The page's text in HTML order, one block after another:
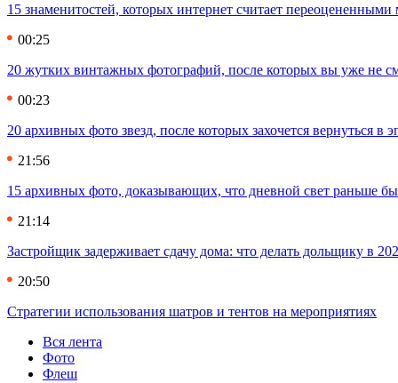
15 знаменитостей, которых интернет считает переоцененными
00:25
20 жутких винтажных фотографий, после которых вы уже не
00:23
20 архивных фото звезд, после которых захочется вернуться в
21:56
15 архивных фото, доказывающих, что дневной свет раньше
21:14
Застройщик задерживает сдачу дома: что делать дольщику в
20:50
Стратегии использования шатров и тентов на мероприятиях
Вся лента
Фото
Флеш